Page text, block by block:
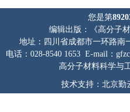
您是第
编辑出版：《高分子
地址：四川省成都市一环路南
电话：028-8540 1653 E-mail：
高分子材料科学与
技术支持：北京勤